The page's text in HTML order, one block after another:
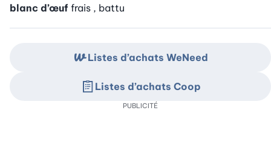
blanc d’œuf frais , battu
Listes d’achats WeNeed
Listes d’achats Coop
PUBLICITÉ